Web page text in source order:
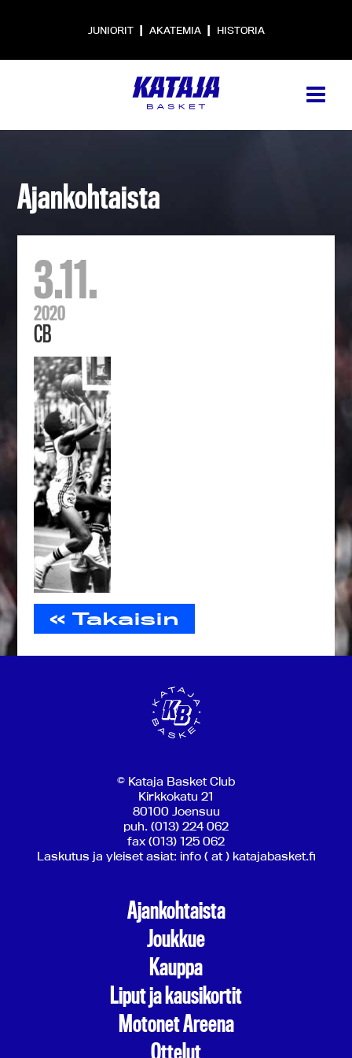
JUNIORIT | AKATEMIA | HISTORIA
Ajankohtaista
3.11.
2020
CB
« Takaisin
© Kataja Basket Club
Kirkkokatu 21
80100 Joensuu
puh. (013) 224 062
fax (013) 125 062
Laskutus ja yleiset asiat: info ( at ) katajabasket.fi
Ajankohtaista
Joukkue
Kauppa
Liput ja kausikortit
Motonet Areena